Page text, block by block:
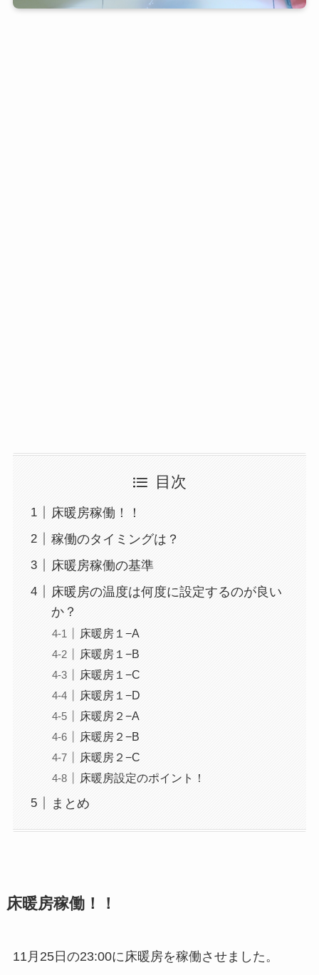
目次
床暖房稼働！！
稼働のタイミングは？
床暖房稼働の基準
床暖房の温度は何度に設定するのが良い
か？
床暖房１−A
床暖房１−B
床暖房１−C
床暖房１−D
床暖房２−A
床暖房２−B
床暖房２−C
床暖房設定のポイント！
まとめ
床暖房稼働！！
11月25日の23:00に床暖房を稼働させました。